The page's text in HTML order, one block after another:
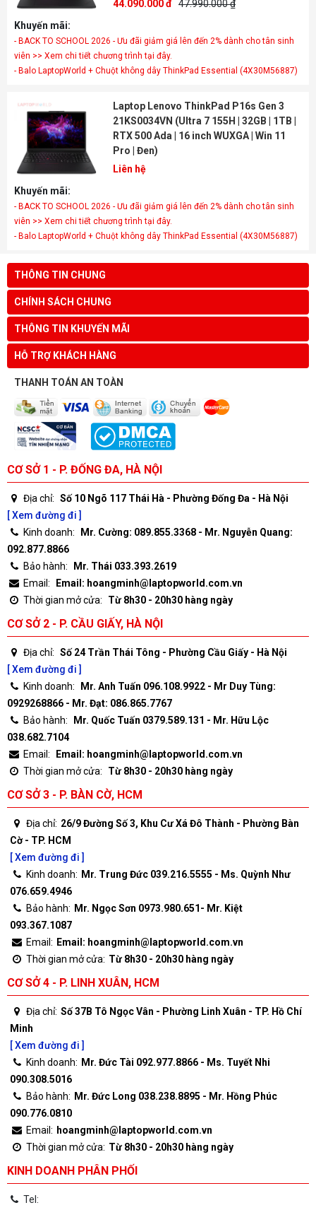
44.090.000 đ 47.990.000 ₫
Khuyến mãi:
- BACK TO SCHOOL 2026 - Ưu đãi giảm giá lên đến 2% dành cho tân sinh
viên >> Xem chi tiết chương trình tại đây.
- Balo LaptopWorld + Chuột không dây ThinkPad Essential (4X30M56887)
Laptop Lenovo ThinkPad P16s Gen 3
21KS0034VN (Ultra 7 155H | 32GB | 1TB |
RTX 500 Ada | 16 inch WUXGA | Win 11
Pro | Đen)
Liên hệ
Khuyến mãi:
- BACK TO SCHOOL 2026 - Ưu đãi giảm giá lên đến 2% dành cho tân sinh
viên >> Xem chi tiết chương trình tại đây.
- Balo LaptopWorld + Chuột không dây ThinkPad Essential (4X30M56887)
THÔNG TIN CHUNG
CHÍNH SÁCH CHUNG
THÔNG TIN KHUYẾN MÃI
HỖ TRỢ KHÁCH HÀNG
THANH TOÁN AN TOÀN
CƠ SỞ 1 - P. ĐỐNG ĐA, HÀ NỘI
Địa chỉ: Số 10 Ngõ 117 Thái Hà - Phường Đống Đa - Hà Nội
[ Xem đường đi ]
Kinh doanh:
Mr. Cường: 089.855.3368 - Mr. Nguyễn Quang:
092.877.8866
Bảo hành:
Mr. Thái 033.393.2619
Email:
Email: hoangminh@laptopworld.com.vn
Thời gian mở cửa:
Từ 8h30 - 20h30 hàng ngày
CƠ SỞ 2 - P. CẦU GIẤY, HÀ NỘI
Địa chỉ: Số 24 Trần Thái Tông - Phường Cầu Giấy - Hà Nội
[ Xem đường đi ]
Kinh doanh:
Mr. Anh Tuấn 096.108.9922 - Mr Duy Tùng:
0929268866 - Mr. Đạt: 086.865.7767
Bảo hành:
Mr. Quốc Tuấn 0379.589.131 - Mr. Hữu Lộc
038.682.7104
Email:
Email: hoangminh@laptopworld.com.vn
Thời gian mở cửa:
Từ 8h30 - 20h30 hàng ngày
CƠ SỞ 3 - P. BÀN CỜ, HCM
Địa chỉ: 26/9 Đường Số 3, Khu Cư Xá Đô Thành - Phường Bàn
Cờ - TP. HCM
[ Xem đường đi ]
Kinh doanh: Mr. Trung Đức 039.216.5555 - Ms. Quỳnh Như
076.659.4946
Bảo hành: Mr. Ngọc Sơn 0973.980.651- Mr. Kiệt
093.367.1087
Email: Email: hoangminh@laptopworld.com.vn
Thời gian mở cửa: Từ 8h30 - 20h30 hàng ngày
CƠ SỞ 4 - P. LINH XUÂN, HCM
Địa chỉ: Số 37B Tô Ngọc Vân - Phường Linh Xuân - TP. Hồ Chí
Minh
[ Xem đường đi ]
Kinh doanh: Mr. Đức Tài 092.977.8866 - Ms. Tuyết Nhi
090.308.5016
Bảo hành: Mr. Đức Long 038.238.8895 - Mr. Hồng Phúc
090.776.0810
Email: hoangminh@laptopworld.com.vn
Thời gian mở cửa: Từ 8h30 - 20h30 hàng ngày
KINH DOANH PHÂN PHỐI
Tel: